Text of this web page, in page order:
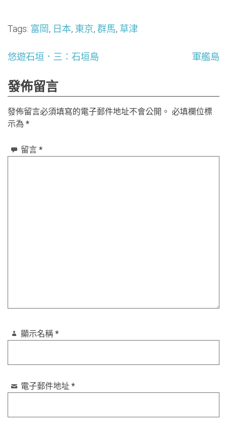
Tags: 富岡, 日本, 東京, 群馬, 草津
文
章
導
覽
悠遊石垣．三：石垣島 軍艦島
發佈留言
發佈留言必須填寫的電子郵件地址不會公開。 必填欄位標
示為 *
留言 *
顯示名稱 *
電子郵件地址 *